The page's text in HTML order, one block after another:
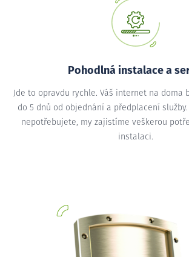
Pohodlná instalace a
Jde to opravdu rychle. Váš internet na doma
do 5 dnů od objednání a předplacení
nepotřebujete, my zajistíme veškerou
instalaci.